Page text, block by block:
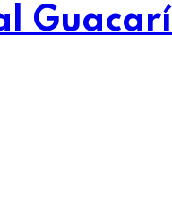
Guacarí